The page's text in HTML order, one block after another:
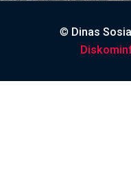
© Dinas Sosial